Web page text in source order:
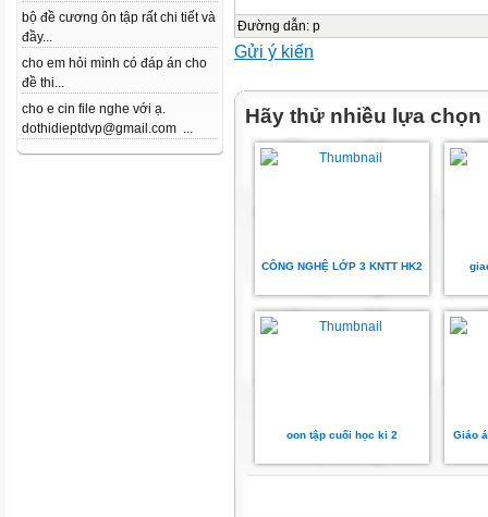
bộ đề cương ôn tập rất chi tiết và
đầy...
cho em hỏi mình có đáp án cho
đề thi...
cho e cin file nghe với ạ.
dothidieptdvp@gmail.com ...
Đường dẫn: p
Gửi ý kiến
Hãy thử nhiều lựa chọn
CÔNG NGHỆ LỚP 3 KNTT HK2
oon tập cuối học ki 2 Giáo